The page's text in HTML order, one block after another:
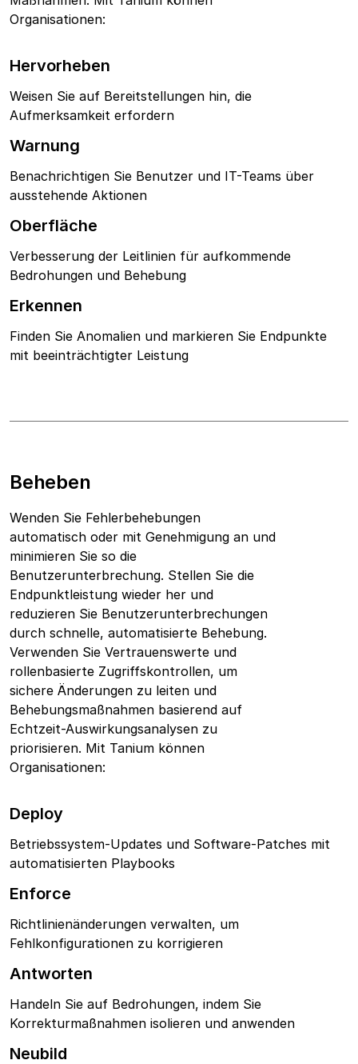
Organisationen:
Hervorheben
Weisen Sie auf Bereitstellungen hin, die
Aufmerksamkeit erfordern
Warnung
Benachrichtigen Sie Benutzer und IT-Teams über
ausstehende Aktionen
Oberfläche
Verbesserung der Leitlinien für aufkommende
Bedrohungen und Behebung
Erkennen
Finden Sie Anomalien und markieren Sie Endpunkte
mit beeinträchtigter Leistung
Beheben
Wenden Sie Fehlerbehebungen
automatisch oder mit Genehmigung an und
minimieren Sie so die
Benutzerunterbrechung. Stellen Sie die
Endpunktleistung wieder her und
reduzieren Sie Benutzerunterbrechungen
durch schnelle, automatisierte Behebung.
Verwenden Sie Vertrauenswerte und
rollenbasierte Zugriffskontrollen, um
sichere Änderungen zu leiten und
Behebungsmaßnahmen basierend auf
Echtzeit-Auswirkungsanalysen zu
priorisieren. Mit Tanium können
Organisationen:
Deploy
Betriebssystem-Updates und Software-Patches mit
automatisierten Playbooks
Enforce
Richtlinienänderungen verwalten, um
Fehlkonfigurationen zu korrigieren
Antworten
Handeln Sie auf Bedrohungen, indem Sie
Korrekturmaßnahmen isolieren und anwenden
Neubild